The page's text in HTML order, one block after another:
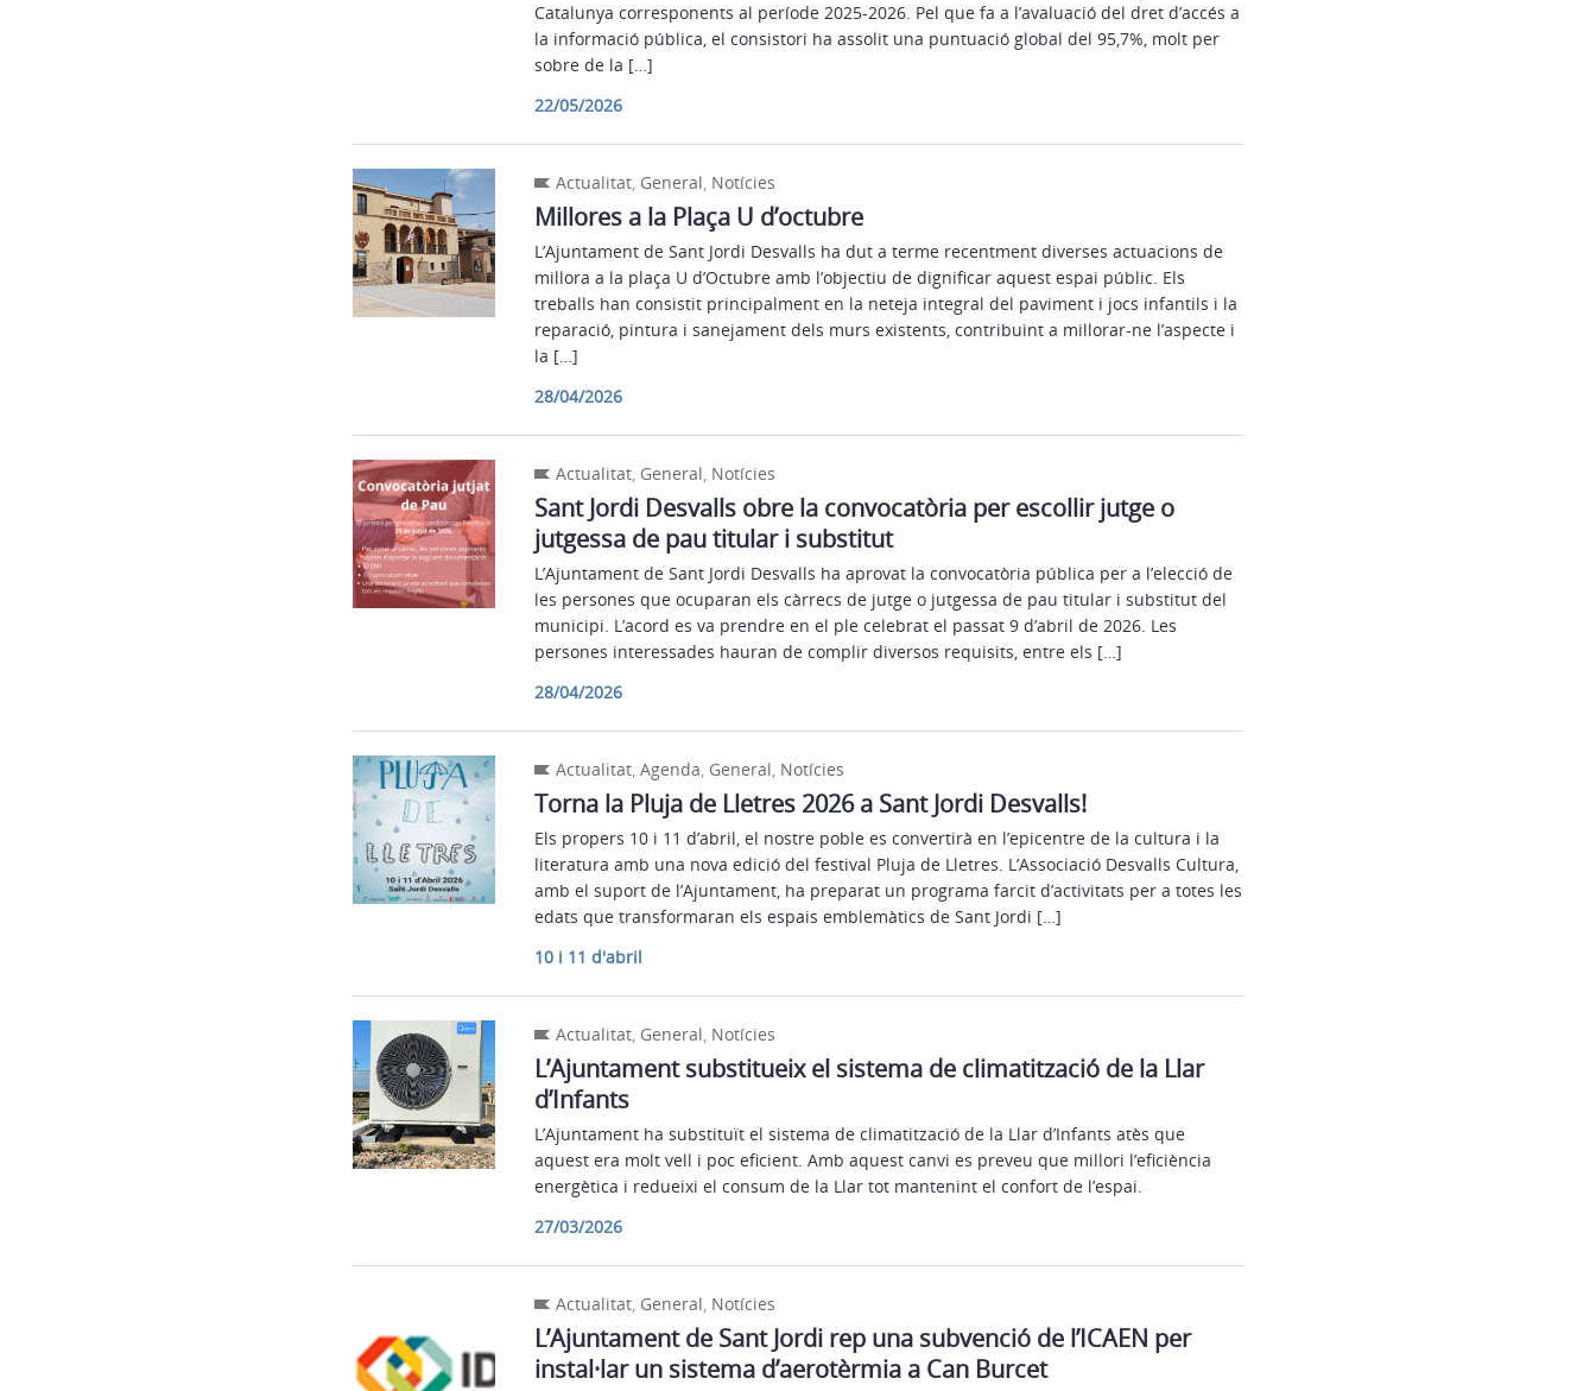
Catalunya corresponents al període 2025-2026. Pel que fa a l’avaluació del dret d’accés a
la informació pública, el consistori ha assolit una puntuació global del 95,7%, molt per
sobre de la […]
22/05/2026
Actualitat, General, Notícies
Millores a la Plaça U d’octubre
L’Ajuntament de Sant Jordi Desvalls ha dut a terme recentment diverses actuacions de
millora a la plaça U d’Octubre amb l’objectiu de dignificar aquest espai públic. Els
treballs han consistit principalment en la neteja integral del paviment i jocs infantils i la
reparació, pintura i sanejament dels murs existents, contribuint a millorar-ne l’aspecte i
la […]
28/04/2026
Actualitat, General, Notícies
Sant Jordi Desvalls obre la convocatòria per escollir jutge o
jutgessa de pau titular i substitut
L’Ajuntament de Sant Jordi Desvalls ha aprovat la convocatòria pública per a l’elecció de
les persones que ocuparan els càrrecs de jutge o jutgessa de pau titular i substitut del
municipi. L’acord es va prendre en el ple celebrat el passat 9 d’abril de 2026. Les
persones interessades hauran de complir diversos requisits, entre els […]
28/04/2026
Actualitat, Agenda, General, Notícies
Torna la Pluja de Lletres 2026 a Sant Jordi Desvalls!
Els propers 10 i 11 d’abril, el nostre poble es convertirà en l’epicentre de la cultura i la
literatura amb una nova edició del festival Pluja de Lletres. L’Associació Desvalls Cultura,
amb el suport de l’Ajuntament, ha preparat un programa farcit d’activitats per a totes les
edats que transformaran els espais emblemàtics de Sant Jordi […]
10 i 11 d'abril
Actualitat, General, Notícies
L’Ajuntament substitueix el sistema de climatització de la Llar
d’Infants
L’Ajuntament ha substituït el sistema de climatització de la Llar d’Infants atès que
aquest era molt vell i poc eficient. Amb aquest canvi es preveu que millori l’eficiència
energètica i redueixi el consum de la Llar tot mantenint el confort de l’espai.
27/03/2026
Actualitat, General, Notícies
L’Ajuntament de Sant Jordi rep una subvenció de l’ICAEN per
instal·lar un sistema d’aerotèrmia a Can Burcet